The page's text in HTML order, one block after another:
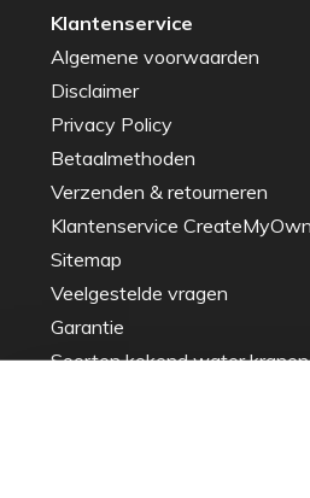
Klantenservice
Algemene voorwaarden
Disclaimer
Privacy Policy
Betaalmethoden
Verzenden & retourneren
Klantenservice
Sitemap
Veelgestelde vragen
Garantie
Soorten kokend water kranen